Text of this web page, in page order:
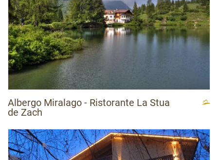
Albergo Miralago - Ristorante La Stua
de Zach